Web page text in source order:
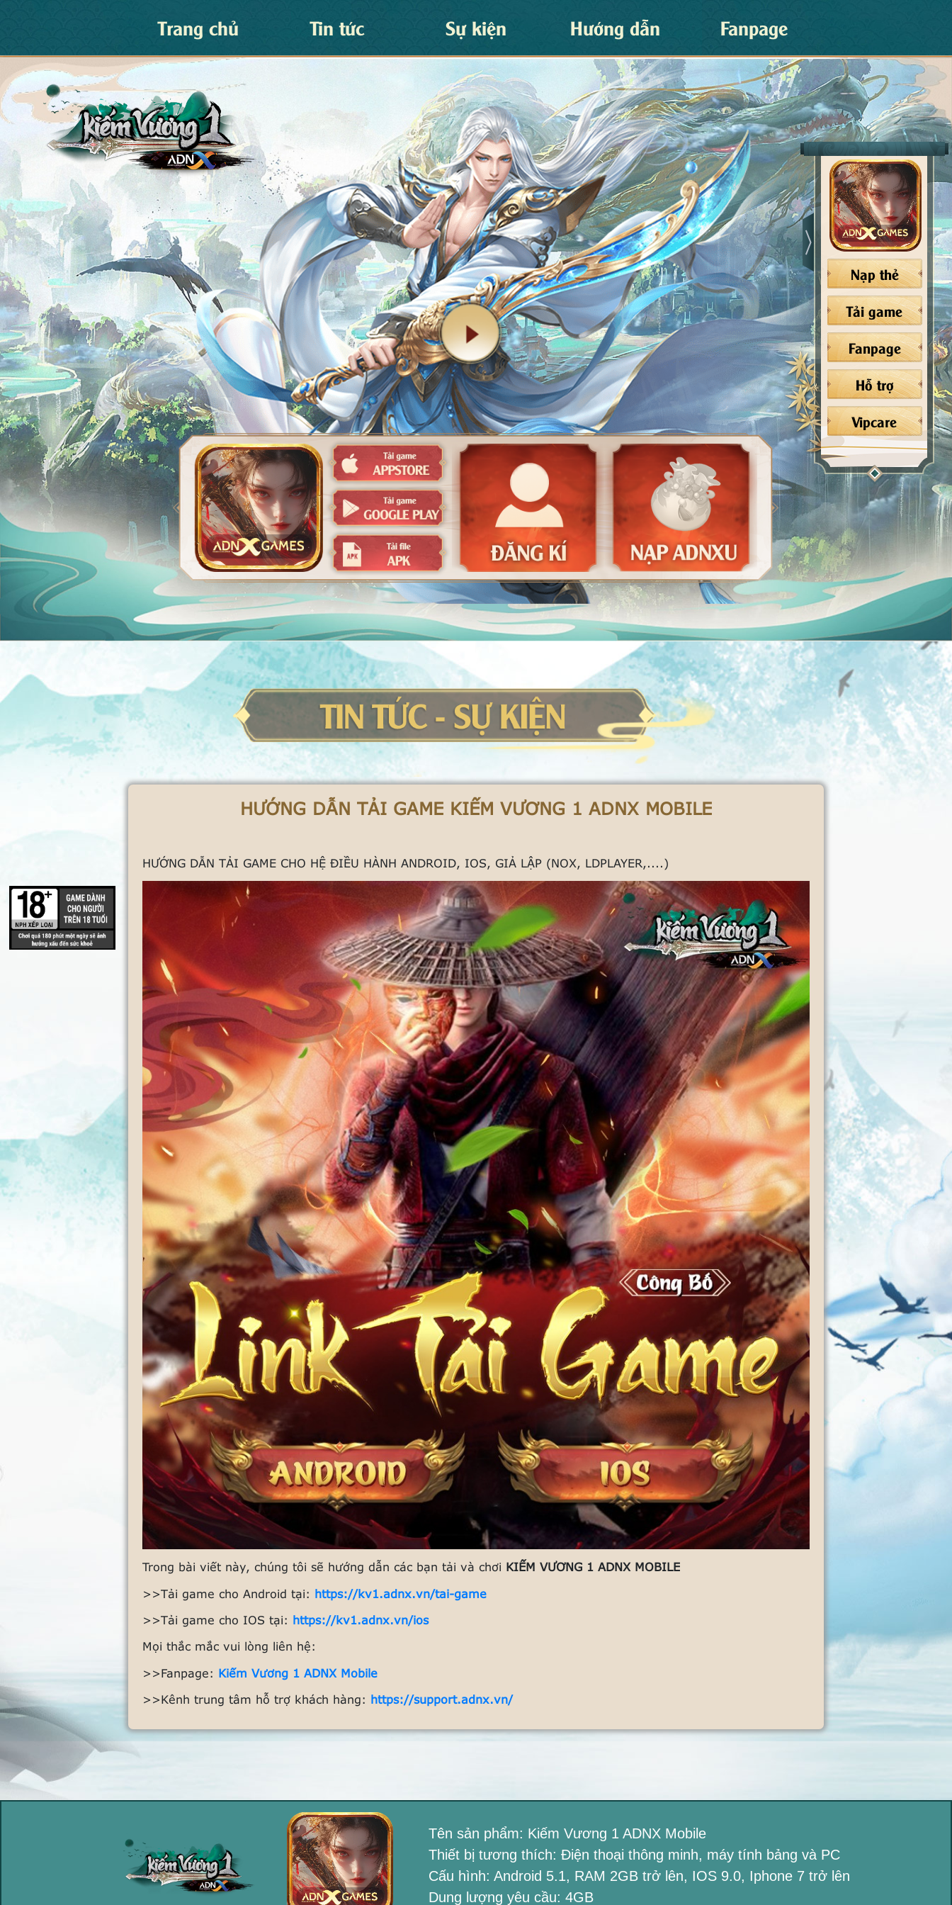
Nạp thẻ
Tải game
Fanpage
Hỗ trợ
Vipcare
Trang chủ Tin tức Sự kiện Hướng dẫn Fanpage
HƯỚNG DẪN TẢI GAME KIẾM VƯƠNG 1 ADNX MOBILE
HƯỚNG DẪN TẢI GAME CHO HỆ ĐIỀU HÀNH ANDROID, IOS, GIẢ LẬP (NOX, LDPLAYER,....)
Trong bài viết này, chúng tôi sẽ hướng dẫn các bạn tải và chơi KIẾM VƯƠNG 1 ADNX MOBILE
>>Tải game cho Android tại: https://kv1.adnx.vn/tai-game
>>Tải game cho IOS tại: https://kv1.adnx.vn/ios
Mọi thắc mắc vui lòng liên hệ:
>>Fanpage: Kiếm Vương 1 ADNX Mobile
>>Kênh trung tâm hỗ trợ khách hàng: https://support.adnx.vn/
Tên sản phẩm: Kiếm Vương 1 ADNX Mobile
Thiết bị tương thích: Điện thoại thông minh, máy tính bảng và PC
Cấu hình: Android 5.1, RAM 2GB trở lên, IOS 9.0, Iphone 7 trở lên
Dung lượng yêu cầu: 4GB